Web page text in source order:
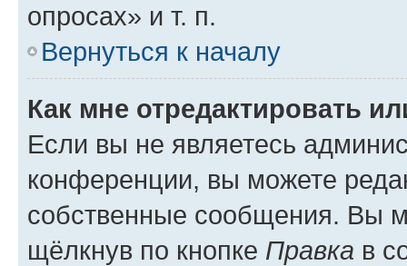
опросах» и т. п.
Вернуться к началу
Как мне отредактировать
Если вы не являетесь
конференции, вы можете
собственные сообщения. Вы
щёлкнув по кнопке Правка в